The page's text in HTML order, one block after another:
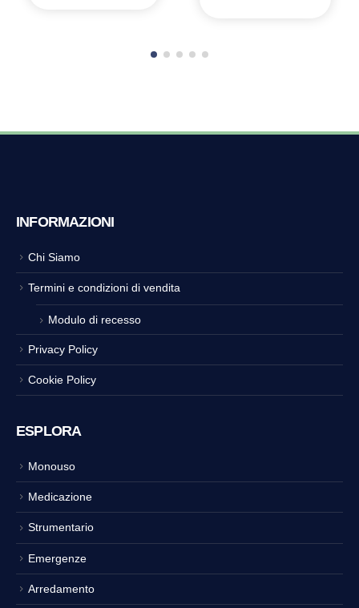
INFORMAZIONI
Chi Siamo
Termini e condizioni di vendita
Modulo di recesso
Privacy Policy
Cookie Policy
ESPLORA
Monouso
Medicazione
Strumentario
Emergenze
Arredamento